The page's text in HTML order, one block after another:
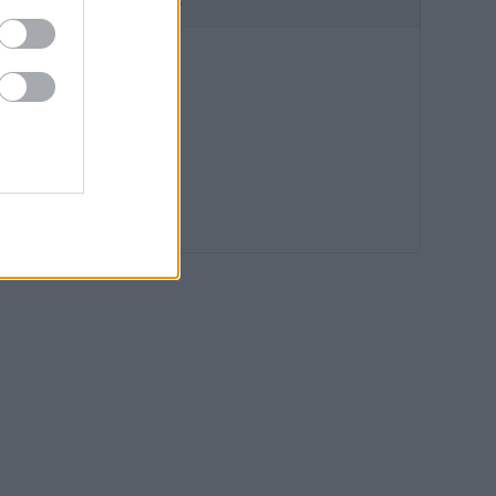
09:12
08:40